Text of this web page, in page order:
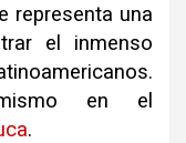
representa una
el inmenso
en el
.